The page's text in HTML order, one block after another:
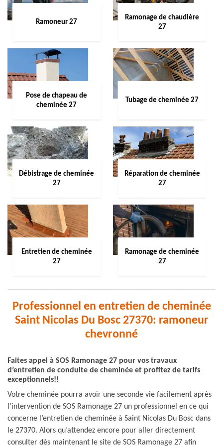
Ramoneur 27
Ramonage de chaudière
27
Pose de chapeau de
cheminée 27
Tubage de cheminée 27
Débistrage de cheminée
27
Réparation de cheminée
27
Entretien de cheminée
27
Ramonage de cheminée
27
Professionnel en entretien de cheminée
Saint Nicolas Du Bosc 27370: ramoneur
chevronné
Faites appel à SOS Ramonage 27 pour vos travaux
d’entretien de conduite de cheminée et profitez de tarifs
exceptionnels!!
Votre cheminée pourra avoir une seconde vie facilement après
l’intervention de SOS Ramonage 27 un professionnel en ce qui
concerne l’entretien de cheminée à Saint Nicolas Du Bosc dans
le 27370. Alors qu’attendez encore pour aller directement
consulter dès maintenant le site de SOS Ramonage 27 afin